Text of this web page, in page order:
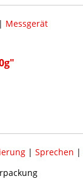
| Messgerät
| Sprechen |